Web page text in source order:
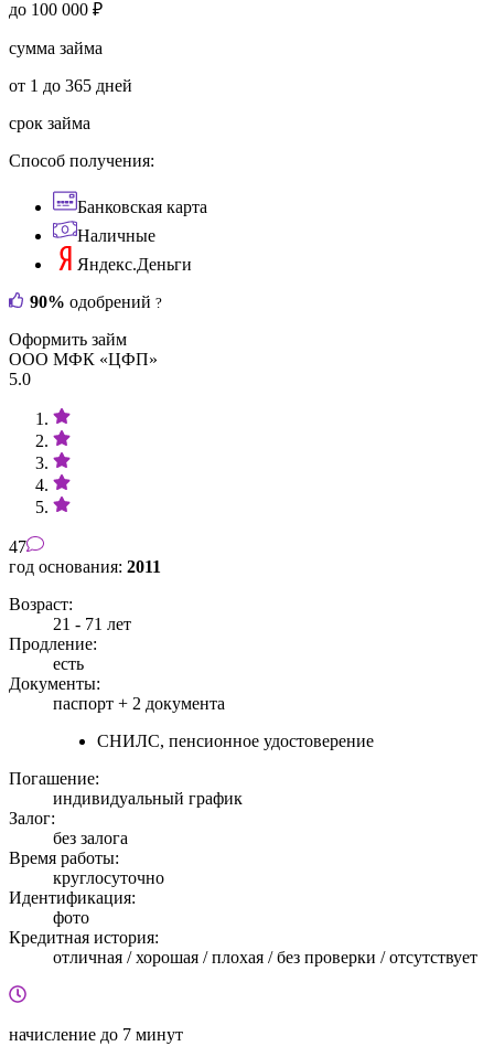
до 100 000 ₽
сумма займа
от 1 до 365 дней
срок займа
Способ получения:
Банковская карта
Наличные
Яндекс.Деньги
90% одобрений ?
Оформить займ
ООО МФК «ЦФП»
5.0
47
год основания: 2011
Возраст:
21 - 71 лет
Продление:
есть
Документы:
паспорт + 2 документа
СНИЛС, пенсионное удостоверение
Погашение:
индивидуальный график
Залог:
без залога
Время работы:
круглосуточно
Идентификация:
фото
Кредитная история:
отличная / хорошая / плохая / без проверки / отсутствует
начисление до 7 минут